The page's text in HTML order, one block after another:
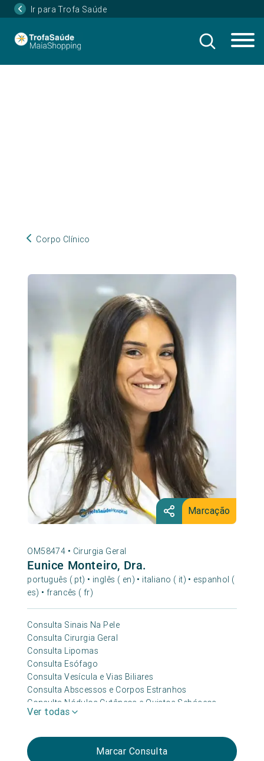
Ir para Trofa Saúde
Corpo Clínico
Marcação
OM58474 • Cirurgia Geral
Eunice Monteiro, Dra.
português ( pt) • inglês ( en) • italiano ( it) • espanhol (
es) • francês ( fr)
Consulta Sinais Na Pele
Consulta Cirurgia Geral
Consulta Lipomas
Consulta Esófago
Consulta Vesícula e Vias Biliares
Consulta Abscessos e Corpos Estranhos
Consulta Nódulos Cutâneos e Quistos Sebáceos
Consulta Estômago/refluxo Gástrico
Consulta Oncológica
Consulta Hemorroidas/ Patologia Anal
Ver todas
Marcar Consulta